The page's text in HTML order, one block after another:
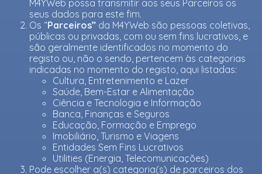
M4YWeb possa transmitir aos seus Parceiros os
seus dados para este fim.
Os “Parceiros” da M4YWeb são pessoas coletivas,
públicas ou privadas, com ou sem fins lucrativos, e
são geralmente identificados no momento do
registo ou, não o sendo, pertencem às categorias
indicadas no momento do registo, aqui listadas:
Cultura, Entretenimento e Lazer
Saúde, Bem-Estar e Alimentação
Ciência e Tecnologia e Informação
Banca, Finanças e Seguros
Educação, Formação e Emprego
Imobiliário, Turismo e Viagens
Entidades Sem Fins Lucrativos
Utilities (Energia, Telecomunicações)
Pode escolher a(s) categoria(s) de parceiros dos